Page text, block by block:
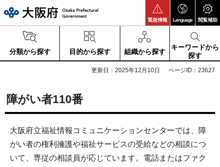
緊急情報 Language 閲覧補助
分類から探す 目的から探す 組織から探す
キーワードから
探す
更新日：2025年12月10日 ページID：23627
障がい者110番
大阪府立福祉情報コミュニケーションセンターでは、障
がい者の権利擁護や福祉サービスの受給などの相談につ
いて、専従の相談員が応じています。電話またはファク